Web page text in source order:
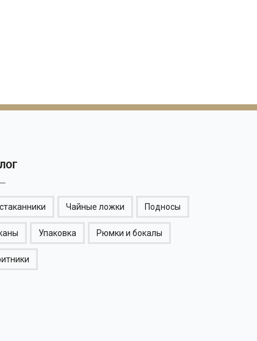
Чайные ложки Подносы
Упаковка Рюмки и бокалы